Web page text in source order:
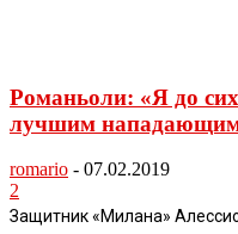
Романьоли: «Я до
лучшим
romario - 07.02.2019
2
Защитник «Милана»